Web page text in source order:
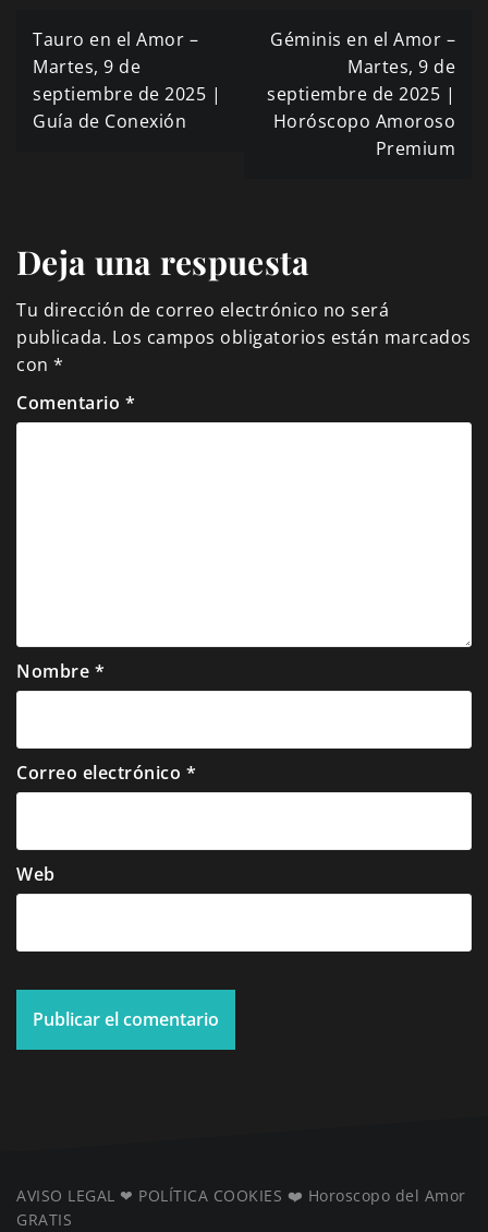
Navegación
de
entradas
Tauro en el Amor –
Martes, 9 de
septiembre de 2025 |
Guía de Conexión
Géminis en el Amor –
Martes, 9 de
septiembre de 2025 |
Horóscopo Amoroso
Premium
Deja una respuesta
Tu dirección de correo electrónico no será
publicada. Los campos obligatorios están marcados
con *
Comentario *
Nombre *
Correo electrónico *
Web
AVISO LEGAL ❤ ️ POLÍTICA COOKIES ❤️ Horoscopo del Amor
GRATIS